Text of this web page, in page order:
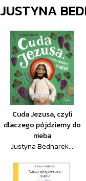
JUSTYNA
Cuda Jezusa, czyli
dlaczego pójdziemy do
nieba
Justyna Bednarek...